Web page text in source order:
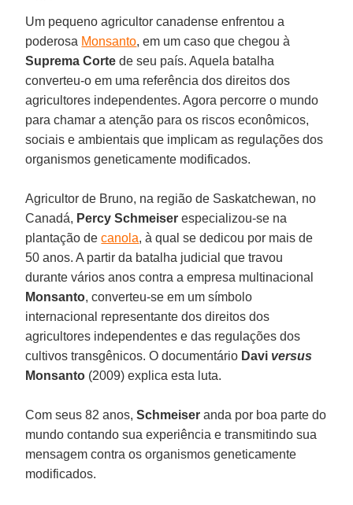
Um pequeno agricultor canadense enfrentou a
poderosa Monsanto, em um caso que chegou à
Suprema Corte de seu país. Aquela batalha
converteu-o em uma referência dos direitos dos
agricultores independentes. Agora percorre o mundo
para chamar a atenção para os riscos econômicos,
sociais e ambientais que implicam as regulações dos
organismos geneticamente modificados.
Agricultor de Bruno, na região de Saskatchewan, no
Canadá, Percy Schmeiser especializou-se na
plantação decanola, à qual se dedicou por mais de
50 anos. A partir da batalha judicial que travou
durante vários anos contra a empresa multinacional
Monsanto, converteu-se em um símbolo
internacional representante dos direitos dos
agricultores independentes e das regulações dos
cultivos transgênicos. O documentário Davi versus
Monsanto (2009) explica esta luta.
Com seus 82 anos,Schmeiseranda por boa parte do
mundo contando sua experiência e transmitindo sua
mensagem contra os organismos geneticamente
modificados.